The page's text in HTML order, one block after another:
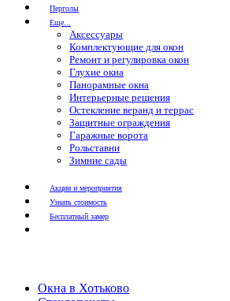
Перголы
Еще...
Аксессуары
Комплектующие для окон
Ремонт и регулировка окон
Глухие окна
Панорамные окна
Интерьерные решения
Остекление веранд и террас
Защитные ограждения
Гаражные ворота
Рольставни
Зимние сады
Акции и мероприятия
Узнать стоимость
Бесплатный замер
Окна в Хотьково